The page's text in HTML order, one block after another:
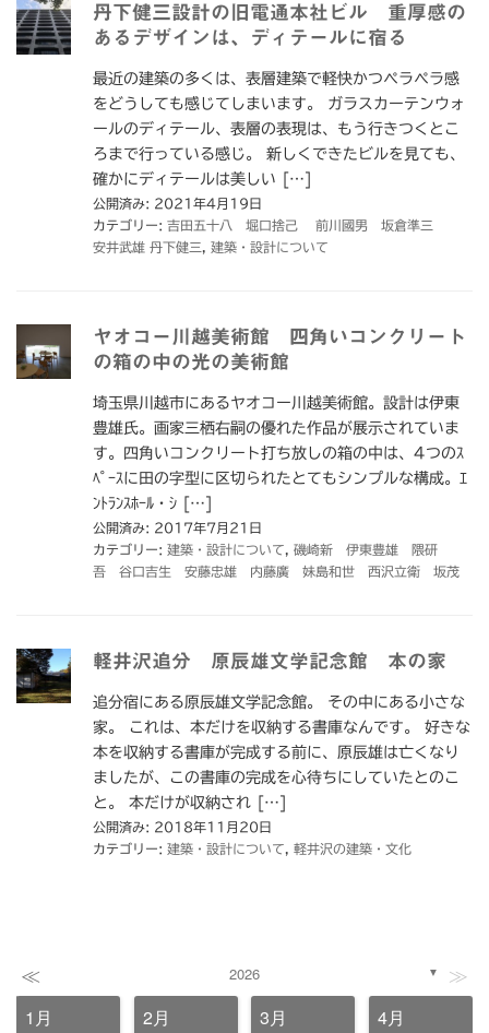
丹下健三設計の旧電通本社ビル 重厚感の
あるデザインは、ディテールに宿る
最近の建築の多くは、表層建築で軽快かつペラペラ感
をどうしても感じてしまいます。 ガラスカーテンウォ
ールのディテール、表層の表現は、もう行きつくとこ
ろまで行っている感じ。 新しくできたビルを見ても、
確かにディテールは美しい […]
公開済み: 2021年4月19日
カテゴリー: 吉田五十八 堀口捨己 前川國男 坂倉準三
安井武雄 丹下健三
建築・設計について
ヤオコー川越美術館 四角いコンクリート
の箱の中の光の美術館
埼玉県川越市にあるヤオコー川越美術館。設計は伊東
豊雄氏。画家三栖右嗣の優れた作品が展示されていま
す。四角いコンクリート打ち放しの箱の中は、4つのｽ
ﾍﾟｰｽに田の字型に区切られたとてもシンプルな構成。ｴ
ﾝﾄﾗﾝｽﾎｰﾙ・ｼ […]
公開済み: 2017年7月21日
カテゴリー: 建築・設計について
磯崎新 伊東豊雄 隈研
吾 谷口吉生 安藤忠雄 内藤廣 妹島和世 西沢立衛 坂茂
軽井沢追分 原辰雄文学記念館 本の家
追分宿にある原辰雄文学記念館。 その中にある小さな
家。 これは、本だけを収納する書庫なんです。 好きな
本を収納する書庫が完成する前に、原辰雄は亡くなり
ましたが、この書庫の完成を心待ちにしていたとのこ
と。 本だけが収納され […]
公開済み: 2018年11月20日
カテゴリー: 建築・設計について 軽井沢の建築・文化
≪ 2026 ▼ ≫
1月 2月 3月 4月